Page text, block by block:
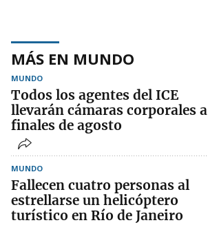
MÁS EN MUNDO
MUNDO
Todos los agentes del ICE
llevarán cámaras corporales a
finales de agosto
MUNDO
Fallecen cuatro personas al
estrellarse un helicóptero
turístico en Río de Janeiro